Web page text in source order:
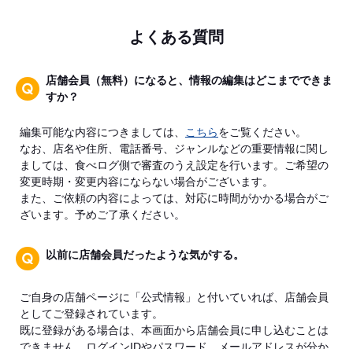
よくある質問
店舗会員（無料）になると、情報の編集はどこまでできま
すか？
編集可能な内容につきましては、 こちらをご覧ください。
なお、店名や住所、電話番号、ジャンルなどの重要情報に関し
ましては、食べログ側で審査のうえ設定を行います。ご希望の
変更時期・変更内容にならない場合がございます。
また、ご依頼の内容によっては、対応に時間がかかる場合がご
ざいます。予めご了承ください。
以前に店舗会員だったような気がする。
ご自身の店舗ページに「公式情報」と付いていれば、店舗会員
としてご登録されています。
既に登録がある場合は、本画面から店舗会員に申し込むことは